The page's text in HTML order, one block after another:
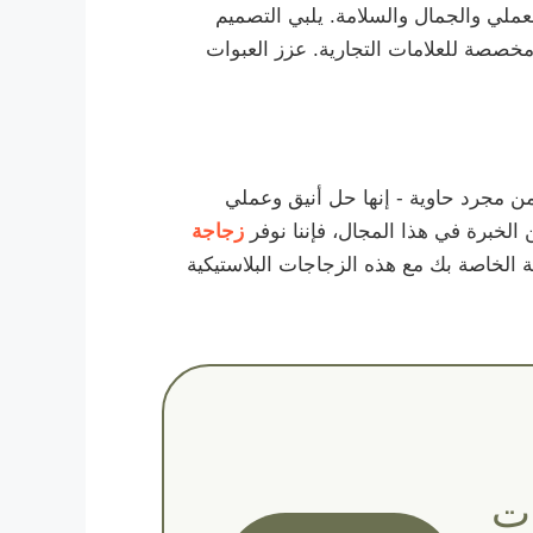
والجمال والسلامة. يلبي التصميم
للعلامات التجارية. عزز العبوات
1000 ملليتر الرائعة التي نقدمها أكثر من مجرد حاوية - إنها حل أنيق وعملي
في هذا المجال، فإننا نوفر زجاجة
الخاصة بك مع هذه الزجاجات البلاستيكية